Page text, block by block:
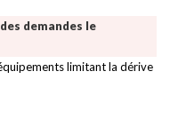
demandes le
limitant la dérive